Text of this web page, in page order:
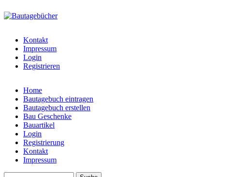
bautagebuch-
liste.de
Kontakt
Impressum
Login
Registrieren
Hauptmenü
Home
Bautagebuch eintragen
Bautagebuch erstellen
Bau Geschenke
Bauartikel
Login
Registrierung
Kontakt
Impressum